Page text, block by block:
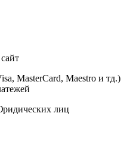
MasterCard, Maestro и тд.)
лиц